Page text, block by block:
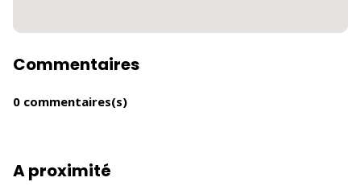
Commentaires
0 commentaires(s)
A proximité